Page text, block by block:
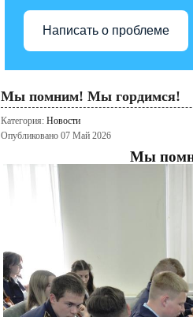
Написать о проблеме
Мы помним! Мы гордимся!
Категория: Новости
Опубликовано 07 Май 2026
Мы